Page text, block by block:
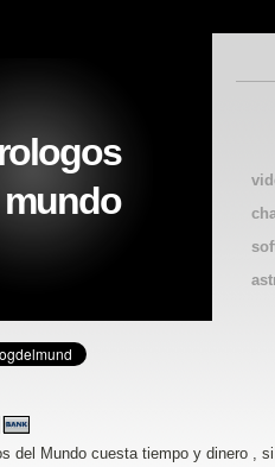
del Mundo cuesta tiempo y dinero ,